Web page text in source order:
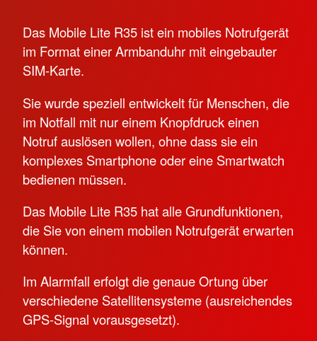
Das Mobile Lite R35 ist ein mobiles Notrufgerät
im Format einer Armbanduhr mit eingebauter
SIM-Karte.
Sie wurde speziell entwickelt für Menschen, die
im Notfall mit nur einem Knopfdruck einen
Notruf auslösen wollen, ohne dass sie ein
komplexes Smartphone oder eine Smartwatch
bedienen müssen.
Das Mobile Lite R35 hat alle Grundfunktionen,
die Sie von einem mobilen Notrufgerät erwarten
können.
Im Alarmfall erfolgt die genaue Ortung über
verschiedene Satellitensysteme (ausreichendes
GPS-Signal vorausgesetzt).